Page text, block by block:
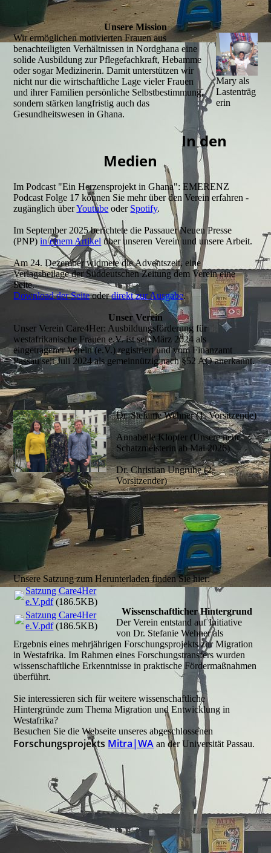
Unsere Mission
Mary als
Lastenträg
erin
Wir ermöglichen motivierten Frauen aus
benachteiligten Verhältnissen in Nordghana eine
solide Ausbildung zur Pflegefachkraft, Hebamme
oder sogar Medizinerin. Damit unterstützen wir
nicht nur die wirtschaftliche Lage vieler Frauen
und ihrer Familien persönliche Selbstbestimmung,
sondern stärken langfristig auch das
Gesundheitswesen in Ghana.
In den
Medien
Im Podcast "Ein Herzensprojekt in Ghana": EMERENZ
Podcast Folge 17 können Sie mehr über den Verein erfahren -
zugänglich überYoutube oder Spotify.
Im September 2025 berichtete die Passauer Neuen Presse
(PNP)in einem Artikel über unseren Verein und unsere Arbeit.
Am 24. Dezember widmete die Adventszeit, eine
Verlagsbeilage der Süddeutschen Zeitung dem Verein eine
Seite.
Download der Seiteoderdirekt zur Ausgabe.
Unser Verein
Unser Verein Care4Her: Ausbildungsförderung für
westafrikanische Frauen e.V. ist seit März 2024 als
eingetragener Verein (e.V.) registriert und vom Finanzamt
Passau seit Juli 2024 als gemeinnützig nach §52 AO anerkannt.
Dr. Stefanie Wehner (1. Vorsitzende)
Annabelle Klopfer (Unsere neue
Schatzmeisterin ab Mai 2026)
Dr. Christian Ungruhe (2.
Vorsitzender)
Unsere Satzung zum Herunterladen finden Sie hier:
Satzung Care4Her
e.V.pdf(186.5KB)
Satzung Care4Her
e.V.pdf(186.5KB)
Wissenschaftlicher Hintergrund
Der Verein entstand auf Initiative
von Dr. Stefanie Wehner als
Ergebnis eines mehrjährigen Forschungsprojekts zur Migration
in Westafrika. Im Rahmen eines Forschungstransfers wurden
wissenschaftliche Erkenntnisse in praktische Fördermaßnahmen
überführt.
Sie interessieren sich für weitere wissenschaftliche
Hintergründe zum Thema Migration und Entwicklung in
Westafrika?
Besuchen Sie die Webseite unseres abgeschlossenen
Forschungsprojekts Mitra|WA an der Universität Passau.